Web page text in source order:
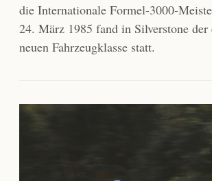
die Internationale Formel-3000-
24. März 1985 fand in Silverstone der
neuen Fahrzeugklasse statt.